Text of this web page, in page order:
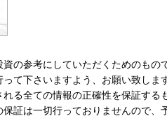
の参考にしていただくためのもの
て下さいますよう、お願い致しま
る全ての情報の正確性を保証する
証は一切行っておりませんので、